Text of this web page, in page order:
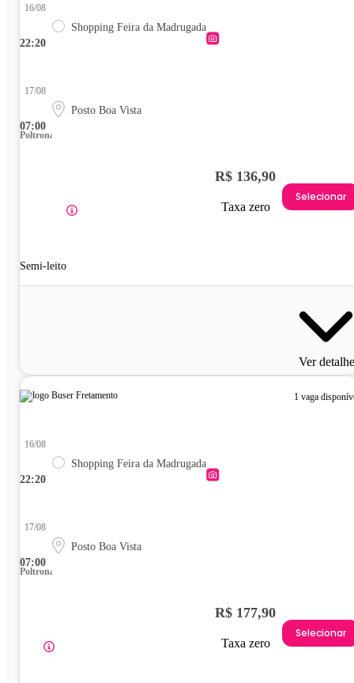
22:20
16/08
Shopping Feira da Madrugada
07:00
17/08
Posto Boa Vista
Poltrona
Semi-leito
R$ 136,90
Taxa zero
Selecionar
Ver
1 vaga
22:20
16/08
Shopping Feira da Madrugada
07:00
17/08
Posto Boa Vista
Poltrona
R$ 177,90
Taxa zero
Selecionar